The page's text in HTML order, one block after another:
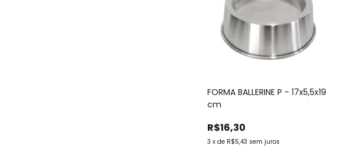
FORMA BALLERINE P - 17x5,5x19
cm
R$16,30
3 xde R$5,43 sem juros